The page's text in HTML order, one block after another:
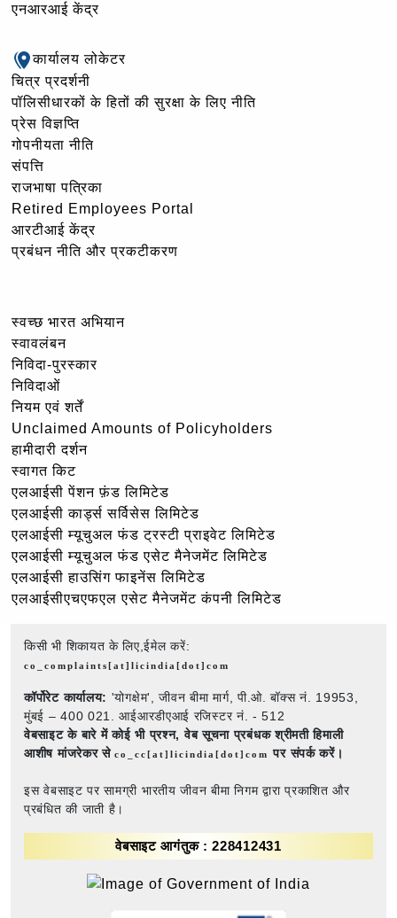
एनआरआई केंद्र
कार्यालय लोकेटर
चित्र प्रदर्शनी
पॉलिसीधारकों के हितों की सुरक्षा के लिए नीति
प्रेस विज्ञप्ति
गोपनीयता नीति
संपत्ति
राजभाषा पत्रिका
Retired Employees Portal
आरटीआई केंद्र
प्रबंधन नीति और प्रकटीकरण
स्वच्छ भारत अभियान
स्वावलंबन
निविदा-पुरस्कार
निविदाओं
नियम एवं शर्तें
Unclaimed Amounts of Policyholders
हामीदारी दर्शन
स्वागत किट
एलआईसी पेंशन फ़ंड लिमिटेड
एलआईसी कार्ड्स सर्विसेस लिमिटेड
एलआईसी म्यूचुअल फंड ट्रस्टी प्राइवेट लिमिटेड
एलआईसी म्यूचुअल फंड एसेट मैनेजमेंट लिमिटेड
एलआईसी हाउसिंग फाइनेंस लिमिटेड
एलआईसीएचएफएल एसेट मैनेजमेंट कंपनी लिमिटेड
किसी भी शिकायत के लिए,ईमेल करें:
co_complaints[at]licindia[dot]com
कॉर्पोरेट कार्यालय: 'योगक्षेम', जीवन बीमा मार्ग, पी.ओ. बॉक्स नं. 19953,
मुंबई – 400 021. आईआरडीएआई रजिस्टर नं. - 512
वेबसाइट के बारे में कोई भी प्रश्न, वेब सूचना प्रबंधक श्रीमती हिमाली
आशीष मांजरेकर सेco_cc[at]licindia[dot]comपर संपर्क करें।
इस वेबसाइट पर सामग्री भारतीय जीवन बीमा निगम द्वारा प्रकाशित और
प्रबंधित की जाती है।
वेबसाइट आगंतुक : 228412431